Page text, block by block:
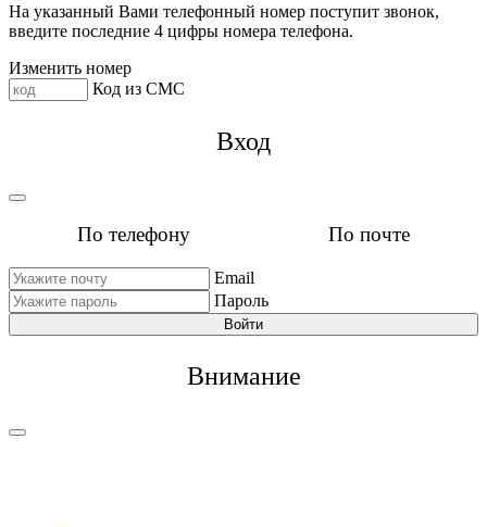
На указанный Вами телефонный номер поступит звонок,
введите последние 4 цифры номера телефона.
Изменить номер
Код из СМС
Вход
По телефону По почте
Email
Пароль
Войти
Внимание